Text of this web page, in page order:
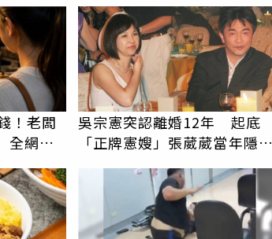
！老闆
全網看
吳宗憲突認離婚12年 起底
「正牌憲嫂」張葳葳當年隱
內幕